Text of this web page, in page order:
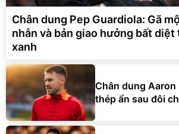
Chân dung Pep Guardiola: Gã
nhẫn và bản giao hưởng bất diệt
xanh
Chân dung Aaron
thép ẩn sau đôi